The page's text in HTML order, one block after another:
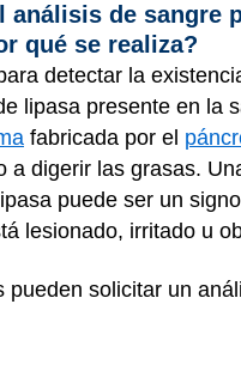
análisis de sangre
qué se realiza?
detectar la
lipasa presente en la
fabricada por el
a digerir las grasas.
puede ser un
lesionado, irritado u
pueden solicitar un